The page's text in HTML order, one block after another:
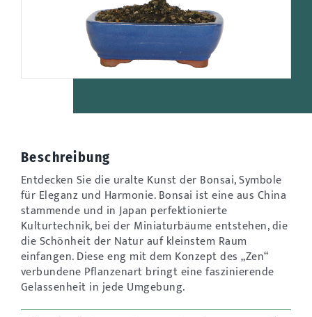
Beschreibung
Entdecken Sie die uralte Kunst der Bonsai, Symbole
für Eleganz und Harmonie. Bonsai ist eine aus China
stammende und in Japan perfektionierte
Kulturtechnik, bei der Miniaturbäume entstehen, die
die Schönheit der Natur auf kleinstem Raum
einfangen. Diese eng mit dem Konzept des „Zen“
verbundene Pflanzenart bringt eine faszinierende
Gelassenheit in jede Umgebung.